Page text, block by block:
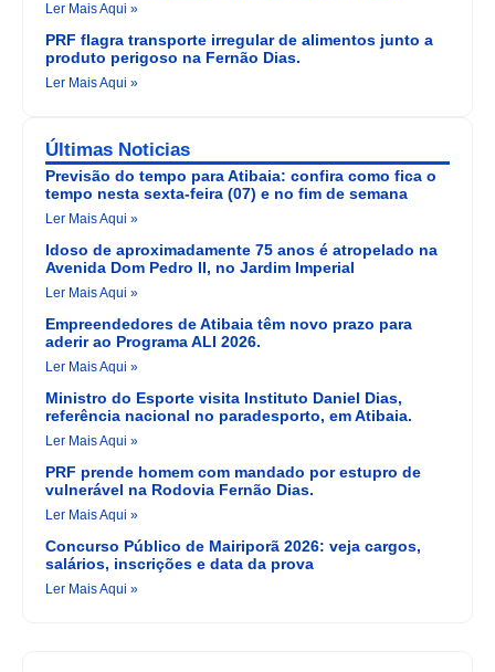
Ler Mais Aqui »
PRF flagra transporte irregular de alimentos junto a
produto perigoso na Fernão Dias.
Ler Mais Aqui »
Últimas Noticias
Previsão do tempo para Atibaia: confira como fica o
tempo nesta sexta-feira (07) e no fim de semana
Ler Mais Aqui »
Idoso de aproximadamente 75 anos é atropelado na
Avenida Dom Pedro II, no Jardim Imperial
Ler Mais Aqui »
Empreendedores de Atibaia têm novo prazo para
aderir ao Programa ALI 2026.
Ler Mais Aqui »
Ministro do Esporte visita Instituto Daniel Dias,
referência nacional no paradesporto, em Atibaia.
Ler Mais Aqui »
PRF prende homem com mandado por estupro de
vulnerável na Rodovia Fernão Dias.
Ler Mais Aqui »
Concurso Público de Mairiporã 2026: veja cargos,
salários, inscrições e data da prova
Ler Mais Aqui »